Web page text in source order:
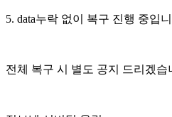
5. data누락 없이 복구 진행 중입
전체 복구 시 별도 공지 드리겠습